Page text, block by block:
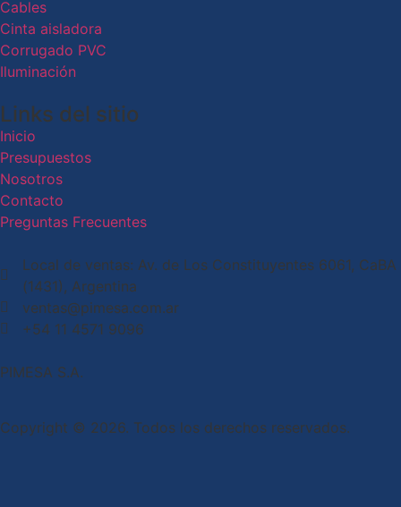
Cables
Cinta aisladora
Corrugado PVC
Iluminación
Links del sitio
Inicio
Presupuestos
Nosotros
Contacto
Preguntas Frecuentes
Local de ventas: Av. de Los Constituyentes 6061, CaBA
(1431), Argentina
ventas@pimesa.com.ar
+54 11 4571 9096
PIMESA S.A.
Copyright © 2026. Todos los derechos reservados.